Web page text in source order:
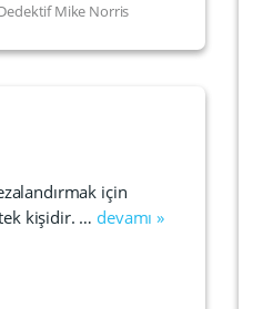
Mike Norris
için
kişidir. … devamı »